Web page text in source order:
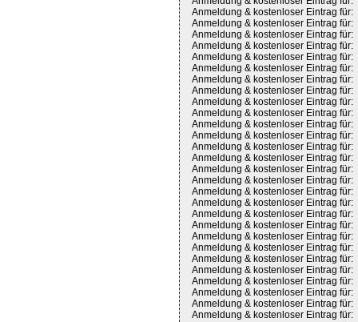
Anmeldung & kostenloser Eintrag für:
Anmeldung & kostenloser Eintrag für:
Anmeldung & kostenloser Eintrag für:
Anmeldung & kostenloser Eintrag für:
Anmeldung & kostenloser Eintrag für:
Anmeldung & kostenloser Eintrag für:
Anmeldung & kostenloser Eintrag für:
Anmeldung & kostenloser Eintrag für:
Anmeldung & kostenloser Eintrag für:
Anmeldung & kostenloser Eintrag für:
Anmeldung & kostenloser Eintrag für:
Anmeldung & kostenloser Eintrag für:
Anmeldung & kostenloser Eintrag für:
Anmeldung & kostenloser Eintrag für:
Anmeldung & kostenloser Eintrag für:
Anmeldung & kostenloser Eintrag für:
Anmeldung & kostenloser Eintrag für:
Anmeldung & kostenloser Eintrag für:
Anmeldung & kostenloser Eintrag für:
Anmeldung & kostenloser Eintrag für:
Anmeldung & kostenloser Eintrag für:
Anmeldung & kostenloser Eintrag für:
Anmeldung & kostenloser Eintrag für:
Anmeldung & kostenloser Eintrag für:
Anmeldung & kostenloser Eintrag für:
Anmeldung & kostenloser Eintrag für:
Anmeldung & kostenloser Eintrag für:
Anmeldung & kostenloser Eintrag für: